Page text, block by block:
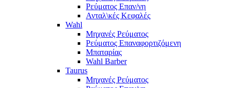
Ρεύματος Επαν/νη
Ανταλ\κές Κεφαλές
Wahl
Μηχανές Ρεύματος
Ρεύματος Επαναφορτιζόμενη
Μπαταρίας
Wahl Barber
Taurus
Μηχανές Ρεύματος